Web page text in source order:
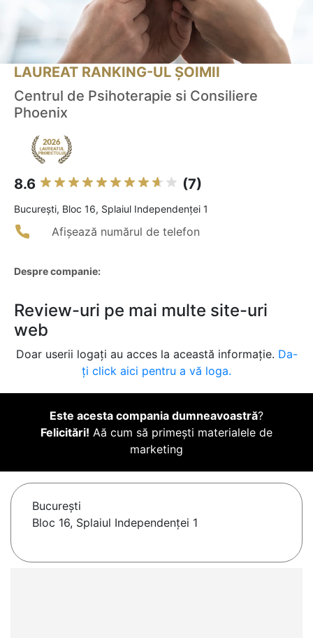
LAUREAT RANKING-UL ȘOIMII
Centrul de Psihoterapie si Consiliere
Phoenix
8.6 (7)
Bucureşti, Bloc 16, Splaiul Independenței 1
Afișează numărul de telefon
Despre companie:
Review-uri pe mai multe site-uri
web
Doar userii logați au acces la această informație. Da-
ți click aici pentru a vă loga.
Este acesta compania dumneavoastră?
Felicitări! Aă cum să primești materialele de
marketing
Bucureşti
Bloc 16, Splaiul Independenței 1